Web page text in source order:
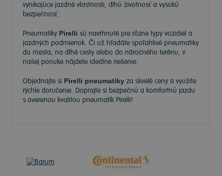
vynikajúce jazdné vlastnosti, dlhú životnosť a vysokú
bezpečnosť.
Pneumatiky Pirelli sú navrhnuté pre rôzne typy vozidiel a
jazdných podmienok. Či už hľadáte spoľahlivé pneumatiky
do mesta, na dlhé cesty alebo do náročného terénu, v
našej ponuke nájdete ideálne riešenie.
Objednajte si Pirelli pneumatiky za skvelé ceny a využite
rýchle doručenie. Doprajte si bezpečnú a komfortnú jazdu
s overenou kvalitou pneumatík Pirelli!